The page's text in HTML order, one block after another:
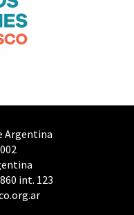
Argentina
int. 123